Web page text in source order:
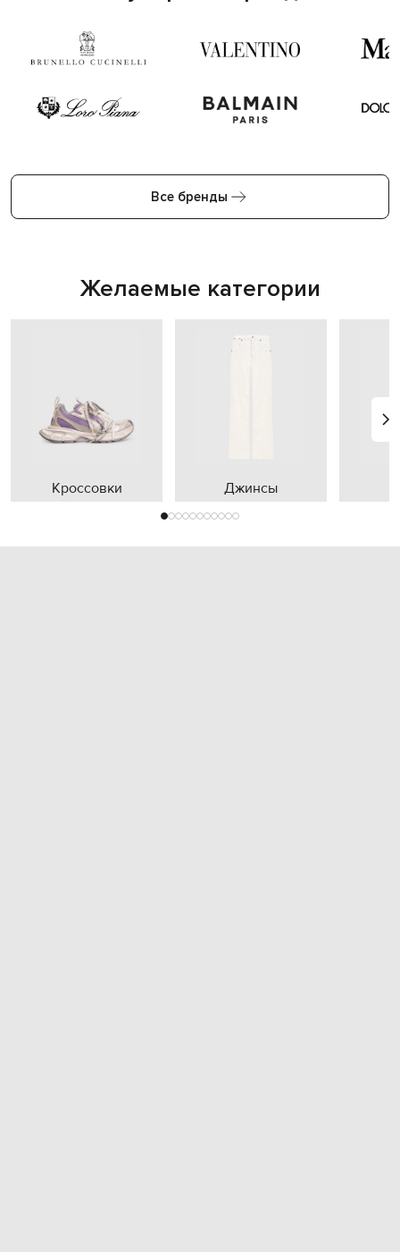
Все бренды
Желаемые категории
Кроссовки Джинсы